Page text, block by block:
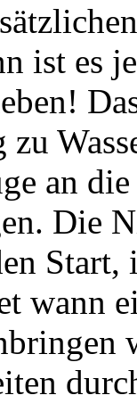
ist es
an
Die
wann